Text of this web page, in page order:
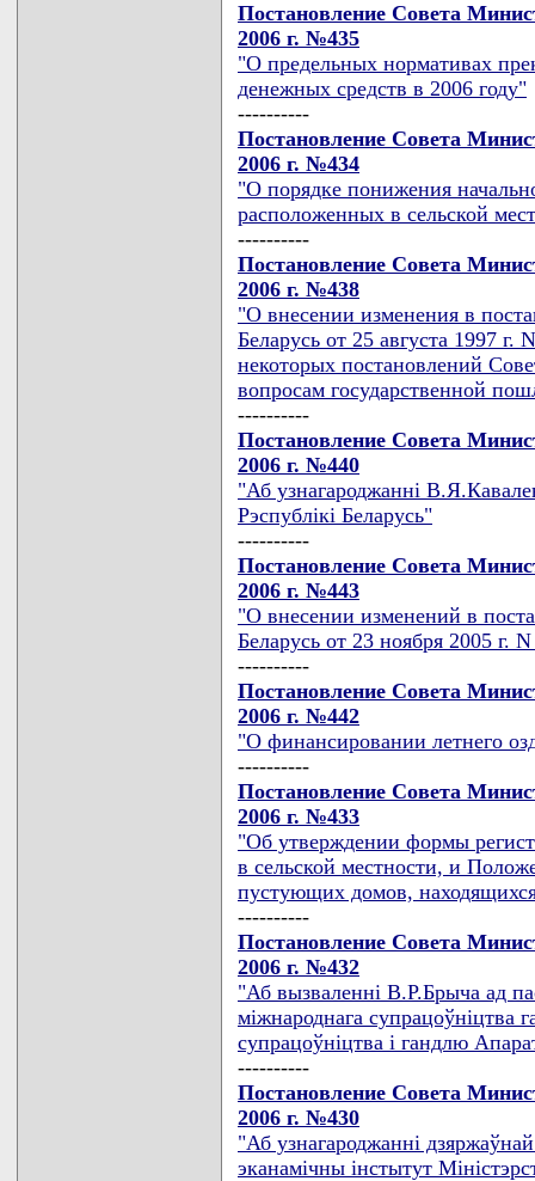
Постановление Совета
2006 г. №435
"О предельных нормативах
денежных средств в 2006 году"
----------
Постановление Совета
2006 г. №434
"О порядке понижения
расположенных в сельской
----------
Постановление Совета
2006 г. №438
"О внесении изменения в
Беларусь от 25 августа 1997
некоторых постановлений
вопросам государственной
----------
Постановление Совета
2006 г. №440
"Аб узнагароджаннi
Рэспублiкi Беларусь"
----------
Постановление Совета
2006 г. №443
"О внесении изменений в
Беларусь от 23 ноября 2005 г.
----------
Постановление Совета
2006 г. №442
"О финансировании летнего
----------
Постановление Совета
2006 г. №433
"Об утверждении формы
в сельской местности, и
пустующих домов,
----------
Постановление Совета
2006 г. №432
"Аб вызваленнi В.Р.Брыча ад
мiжнароднага супрацоўнiцтва
супрацоўнiцтва i гандлю
----------
Постановление Совета
2006 г. №430
"Аб узнагароджаннi
эканамiчны iнстытут